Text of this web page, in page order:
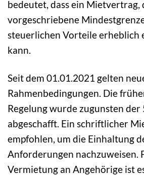
bedeutet, dass ein Mietvertrag,
vorgeschriebene
steuerlichen Vorteile erheblich
kann.
Seit dem 01.01.2021 gelten
Rahmenbedingungen. Die
Regelung wurde zugunsten
abgeschafft. Ein schriftlicher
empfohlen, um die Einhaltung
Anforderungen nachzuweisen.
Vermietung an Angehörige ist